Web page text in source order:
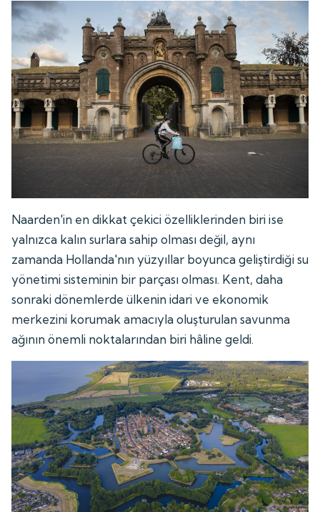
Naarden'in en dikkat çekici özelliklerinden biri ise
yalnızca kalın surlara sahip olması değil, aynı
zamanda Hollanda'nın yüzyıllar boyunca geliştirdiği su
yönetimi sisteminin bir parçası olması. Kent, daha
sonraki dönemlerde ülkenin idari ve ekonomik
merkezini korumak amacıyla oluşturulan savunma
ağının önemli noktalarından biri hâline geldi.